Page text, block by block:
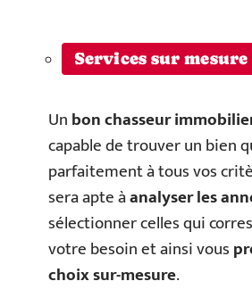
Services sur mesure
Unbon chasseur
capable de trouver un bien
parfaitement à tous vos
sera apte àanalyser les
sélectionner celles qui
votre besoin et ainsi vous
choix sur-mesure.